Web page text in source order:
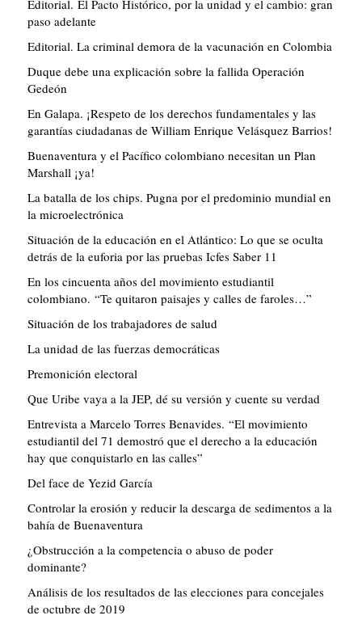
Editorial. El Pacto Histórico, por la unidad y el cambio: gran
paso adelante
Editorial. La criminal demora de la vacunación en Colombia
Duque debe una explicación sobre la fallida Operación
Gedeón
En Galapa. ¡Respeto de los derechos fundamentales y las
garantías ciudadanas de William Enrique Velásquez Barrios!
Buenaventura y el Pacífico colombiano necesitan un Plan
Marshall ¡ya!
La batalla de los chips. Pugna por el predominio mundial en
la microelectrónica
Situación de la educación en el Atlántico: Lo que se oculta
detrás de la euforia por las pruebas Icfes Saber 11
En los cincuenta años del movimiento estudiantil
colombiano. “Te quitaron paisajes y calles de faroles…”
Situación de los trabajadores de salud
La unidad de las fuerzas democráticas
Premonición electoral
Que Uribe vaya a la JEP, dé su versión y cuente su verdad
Entrevista a Marcelo Torres Benavides. “El movimiento
estudiantil del 71 demostró que el derecho a la educación
hay que conquistarlo en las calles”
Del face de Yezid García
Controlar la erosión y reducir la descarga de sedimentos a la
bahía de Buenaventura
¿Obstrucción a la competencia o abuso de poder
dominante?
Análisis de los resultados de las elecciones para concejales
de octubre de 2019